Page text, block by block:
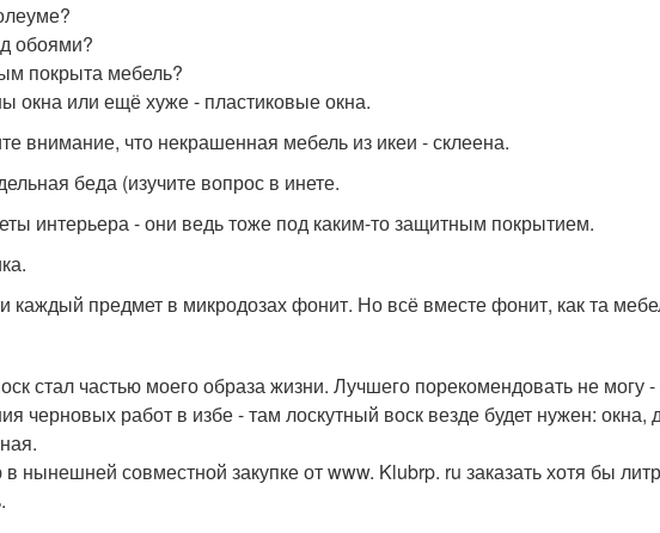
обоями?
покрыта мебель?
окна или ещё хуже - пластиковые окна.
внимание, что некрашенная мебель из икеи - склеена.
беда (изучите вопрос в инете.
интерьера - они ведь тоже под каким-то защитным покрытием.
каждый предмет в микродозах фонит. Но всё вместе фонит, как та
стал частью моего образа жизни. Лучшего порекомендовать не могу -
черновых работ в избе - там лоскутный воск везде будет нужен: окна,
нынешней совместной закупке от www. Klubrp. ru заказать хотя бы